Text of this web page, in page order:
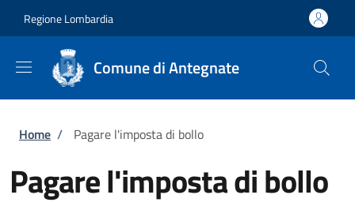
Regione Lombardia
Comune di Antegnate
Briciole di pane
Home / Pagare l'imposta di bollo
Pagare l'imposta di bollo